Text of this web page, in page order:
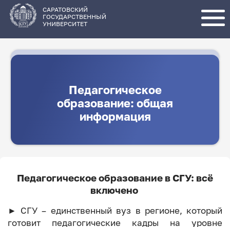
основному
содержанию
САРАТОВСКИЙ
ГОСУДАРСТВЕННЫЙ
УНИВЕРСИТЕТ
Педагогическое
образование: общая
информация
Педагогическое образование в СГУ: всё
включено
► СГУ – единственный вуз в регионе, который
готовит педагогические кадры на уровне